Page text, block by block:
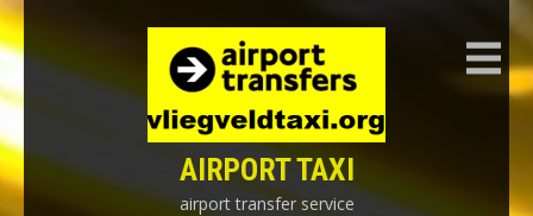
Skip
to
content
AIRPORT TAXI
airport transfer service